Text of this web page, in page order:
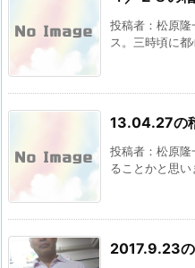
投稿者：松原
ス。三時頃に
13.04.27の
投稿者：松原
ることかと思
2017.9.23